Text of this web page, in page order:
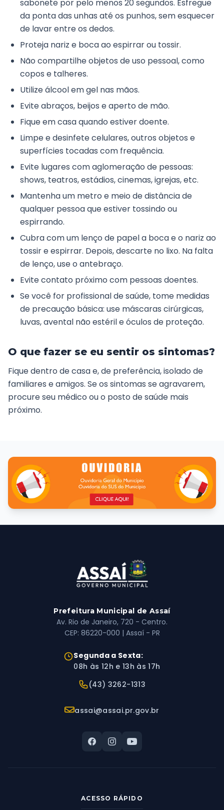
sabonete por pelo menos 20 segundos. Esfregue
da ponta das unhas até os punhos, sem esquecer
de lavar entre os dedos.
Proteja nariz e boca ao espirrar ou tossir.
Não compartilhe objetos de uso pessoal, como
copos e talheres.
Utilize álcool em gel nas mãos.
Evite abraços, beijos e aperto de mão.
Fique em casa quando estiver doente.
Limpe e desinfete celulares, outros objetos e
superfícies tocadas com frequência.
Evite lugares com aglomeração de pessoas:
shows, teatros, estádios, cinemas, igrejas, etc.
Mantenha um metro e meio de distância de
qualquer pessoa que estiver tossindo ou
espirrando.
Cubra com um lenço de papel a boca e o nariz ao
tossir e espirrar. Depois, descarte no lixo. Na falta
de lenço, use o antebraço.
Evite contato próximo com pessoas doentes.
Se você for profissional de saúde, tome medidas
de precaução básica: use máscaras cirúrgicas,
luvas, avental não estéril e óculos de proteção.
O que fazer se eu sentir os sintomas?
Fique dentro de casa e, de preferência, isolado de
familiares e amigos. Se os sintomas se agravarem,
procure seu médico ou o posto de saúde mais
próximo.
Prefeitura Municipal de Assaí
Av. Rio de Janeiro, 720 - Centro.
CEP: 86220-000 | Assaí - PR
Horário de Atendimento:
Segunda a Sexta:
08h às 12h e 13h às 17h
Telefone:
(43) 3262-1313
E-mail:
assai@assai.pr.gov.br
ACESSO RÁPIDO